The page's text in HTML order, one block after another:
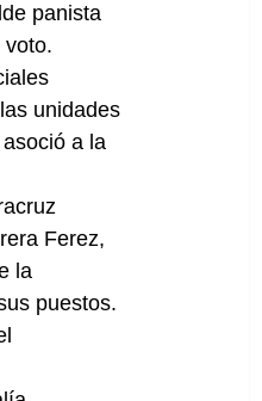
panista
voto.
unidades
a la
Ferez,
la
puestos.